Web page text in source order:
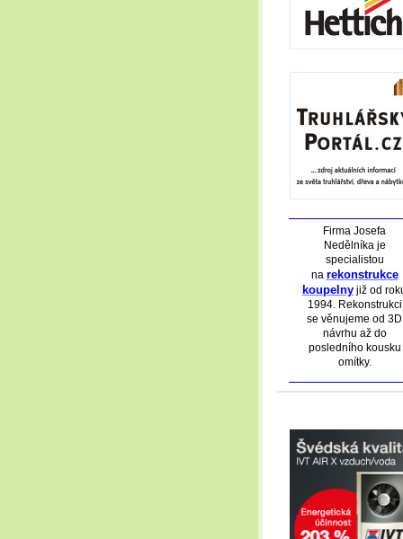
Firma Josefa
Nedělníka je
specialistou
na rekonstrukce
koupelny již od
1994. Rekonstrukci
se věnujeme od 3D
návrhu až do
posledního kousku
omítky.